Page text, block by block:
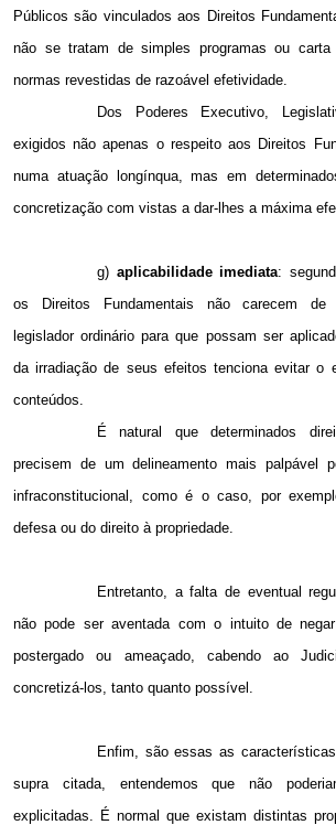
Públicos são vinculados aos Direitos
não se tratam de simples programas ou
normas revestidas de razoável efetividade.
Dos Poderes Executivo,
exigidos não apenas o respeito aos Direitos
numa atuação longínqua, mas em
concretização com vistas a dar-lhes a máxima
g) aplicabilidade imediata:
os Direitos Fundamentais não carecem de
legislador ordinário para que possam ser
da irradiação de seus efeitos tenciona evitar o
conteúdos.
É natural que determinados
precisem de um delineamento mais palpável
infraconstitucional, como é o caso, por
defesa ou do direito à propriedade.
Entretanto, a falta de eventual
não pode ser aventada com o intuito de
postergado ou ameaçado, cabendo ao
concretizá-los, tanto quanto possível.
Enfim, são essas as
supra citada, entendemos que não
explicitadas. É normal que existam distintas